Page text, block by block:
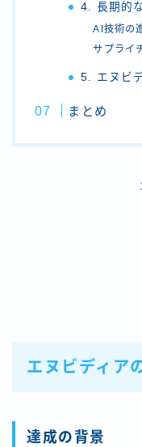
4. 長期的
AI技術の
サプライ
5. エヌビ
まとめ
エヌビディア
達成の背景